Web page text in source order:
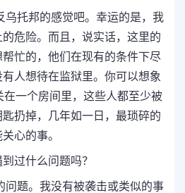
乌托邦的感觉吧。幸运的是，我
危险。而且，说实话，这里的
忙的，他们在现有的条件下尽
人想待在监狱里。你可以想象
一个房间里，这些人都至少被
扔掉，几年如一日，最琐碎的
心的事。
过什么问题吗？
问题。我没有被袭击或类似的事